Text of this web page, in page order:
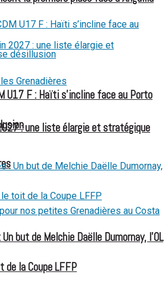
: une liste élargie et stratégique
U17 F : Haïti s’incline face au Porto
but de Melchie Daëlle Dumornay, l’OL
de la Coupe LFFP